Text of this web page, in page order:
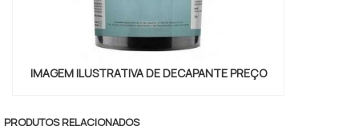
IMAGEM ILUSTRATIVA DE DECAPANTE PREÇO
PRODUTOS RELACIONADOS